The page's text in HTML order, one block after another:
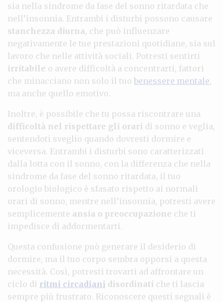
sia nella sindrome da fase del sonno ritardata che
nell’insonnia. Entrambi i disturbi possono causare
stanchezza diurna, che può influenzare
negativamente le tue prestazioni quotidiane, sia sul
lavoro che nelle attività sociali. Potresti sentirti
irritabile o avere difficoltà a concentrarti, fattori
che minacciano non solo il tuo benessere mentale,
ma anche quello emotivo.
Inoltre, è possibile che tu possa riscontrare una
difficoltà nel rispettare gli orari di sonno e veglia,
sentendoti sveglio quando dovresti dormire e
viceversa. Entrambi i disturbi sono caratterizzati
dalla lotta con il sonno, con la differenza che nella
sindrome da fase del sonno ritardata, il tuo
orologio biologico è sfasato rispetto ai normali
orari di sonno, mentre nell’insonnia, potresti avere
semplicemente ansia o preoccupazione che ti
impedisce di addormentarti.
Questa confusione può generare il desiderio di
dormire, ma il tuo corpo sembra opporsi a questa
necessità. Così, potresti trovarti ad affrontare un
ciclo di ritmi circadiani disordinati che ti lascia
sempre più frustrato. Riconoscere questi segnali è